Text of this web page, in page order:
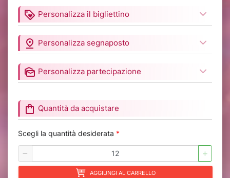
loyalty Personalizza il bigliettino
pin_drop Personalizza segnaposto
mark_as_unread Personalizza partecipazione
shopping_bag Quantità da acquistare
Scegli la quantità desiderata *
AGGIUNGI AL CARRELLO